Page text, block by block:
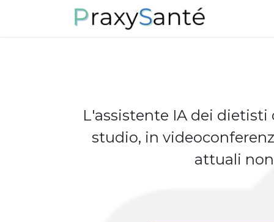
Passa al contenuto
L'assistente IA dei dietisti
studio, in
attuali